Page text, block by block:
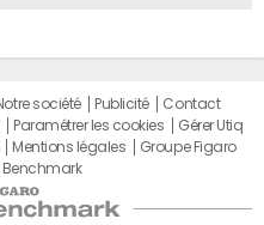
société Publicité
Contact
Paramétrer les cookies
Gérer Utiq
Mentions légales
Groupe Figaro
Benchmark